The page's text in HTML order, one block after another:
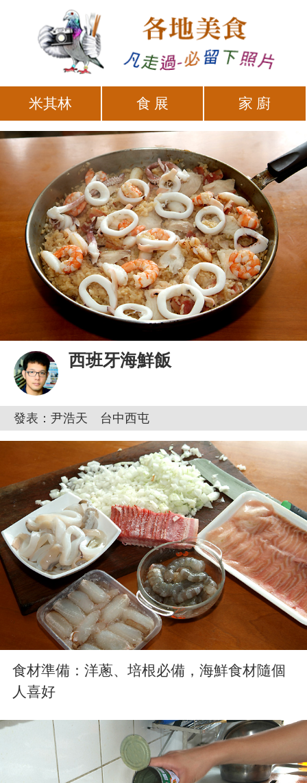
米其林 食 展 家 廚
西班牙海鮮飯
發表：尹浩天 台中西屯
食材準備：洋蔥、培根必備，海鮮食材隨個
人喜好